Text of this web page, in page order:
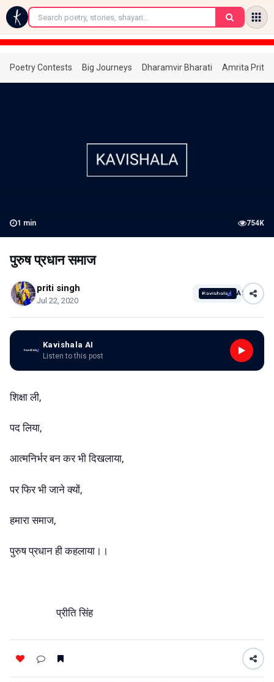
←
Poetry Contests Big Journeys Dharamvir Bharati Amrita
1 min 754K
पुरुष प्रधान समाज
priti singh
Jul 22, 2020
AI
Kavishala AI
Listen to this post
शिक्षा ली,
पद लिया,
आत्मनिर्भर बन कर भी दिखलाया,
पर फिर भी जाने क्यों,
हमारा समाज,
पुरुष प्रधान ही कहलाया।।
प्रीति सिंह